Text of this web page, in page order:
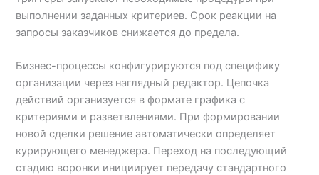
выполнении заданных критериев. Срок реакции на
запросы заказчиков снижается до предела.
Бизнес-процессы конфигурируются под специфику
организации через наглядный редактор. Цепочка
действий организуется в формате графика с
критериями и разветвлениями. При формировании
новой сделки решение автоматически определяет
курирующего менеджера. Переход на последующий
стадию воронки инициирует передачу стандартного